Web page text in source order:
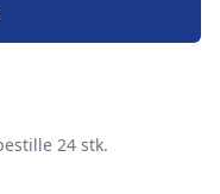
24 stk.